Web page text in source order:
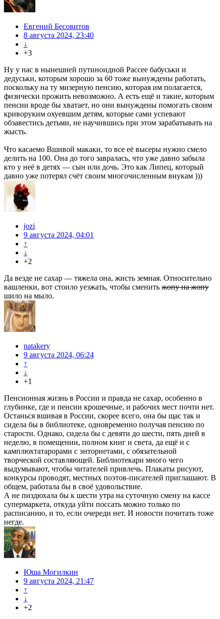
Евгений Бесовитов
8 августа 2024, 23:40
↓
+3
Ну у нас в нынешней путиноидной Рассее бабуськи и
дедуськи, которым хорошо за 60 тоже вынуждены работать,
поскольку на ту мизерную пенсию, которая им полагается,
физически прожить невозможно. А есть ещё и такие, которым
пенсии вроде бы хватает, но они вынуждены помогать своим
криворуким охуевшим детям, которые сами успевают
обзавестись детьми, не научившись при этом зарабатывать на
жысть.
Что касаемо Вшивой макаки, то все её высеры нужно смело
делить на 100. Она до того завралась, что уже давно забыла
кто у неё в детях — сын или дочь. Это как Липец, который
давно уже потерял счёт своим многочисленным внукам )))
jozi
9 августа 2024, 04:01
↑
↓
+2
Да везде не сахар — тяжела она, жисть земная. Относительно
вашленки, вот стоило уезжать, чтобы сменить жопу на жопу
шило на мыло.
natakery
9 августа 2024, 06:24
↑
↓
+1
Пенсионная жизнь в России и правда не сахар, особенно в
глубинке, где и пенсии крошечные, и рабочих мест почти нет.
Останься вшивая в России, скорее всего, она бы щас так и
сидела бы в библиотеке, одновременно получая пенсию по
старости. Однако, сидела бы с девяти до шести, пять дней в
неделю, в помещении, полном книг и света, да ещё и с
камплюхтатарорами с энторнетами, с обязательной
творческой составляющей. Библиотекари много чего
выдумывают, чтобы читателей привлечь. Плакаты рисуют,
конкурсы проводят, местных поэтов-писателей приглашают. В
общем, работала бы в своё удовольствие.
А не пиздюхала бы к шести утра на суточную смену на кассе
супермаркета, откуда уйти поссать можно только по
расписанию, и то, если очереди нет. И новости почитать тоже
негде.
Юша Могилкин
9 августа 2024, 21:47
↑
↓
+2